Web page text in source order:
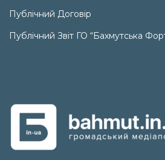
Публічний Договір
Публічний Звіт ГО “Бахмутська